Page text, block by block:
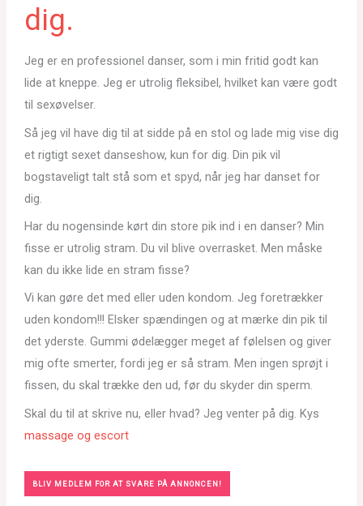
dig.
Jeg er en professionel danser, som i min fritid godt kan
lide at kneppe. Jeg er utrolig fleksibel, hvilket kan være godt
til sexøvelser.
Så jeg vil have dig til at sidde på en stol og lade mig vise dig
et rigtigt sexet danseshow, kun for dig. Din pik vil
bogstaveligt talt stå som et spyd, når jeg har danset for
dig.
Har du nogensinde kørt din store pik ind i en danser? Min
fisse er utrolig stram. Du vil blive overrasket. Men måske
kan du ikke lide en stram fisse?
Vi kan gøre det med eller uden kondom. Jeg foretrækker
uden kondom!!! Elsker spændingen og at mærke din pik til
det yderste. Gummi ødelægger meget af følelsen og giver
mig ofte smerter, fordi jeg er så stram. Men ingen sprøjt i
fissen, du skal trække den ud, før du skyder din sperm.
Skal du til at skrive nu, eller hvad? Jeg venter på dig. Kys
massage og escort
BLIV MEDLEM FOR AT SVARE PÅ ANNONCEN!